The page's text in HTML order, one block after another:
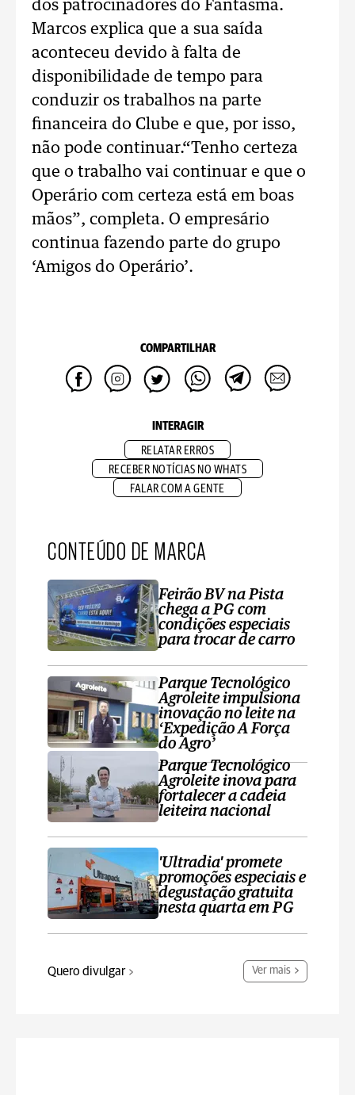
dos patrocinadores do Fantasma.
Marcos explica que a sua saída
aconteceu devido à falta de
disponibilidade de tempo para
conduzir os trabalhos na parte
financeira do Clube e que, por isso,
não pode continuar.“Tenho certeza
que o trabalho vai continuar e que o
Operário com certeza está em boas
mãos”, completa. O empresário
continua fazendo parte do grupo
‘Amigos do Operário’.
COMPARTILHAR
INTERAGIR
RELATAR ERROS
RECEBER NOTÍCIAS NO WHATS
FALAR COM A GENTE
CONTEÚDO DE MARCA
Feirão BV na Pista
chega a PG com
condições especiais
para trocar de carro
Parque Tecnológico
Agroleite impulsiona
inovação no leite na
‘Expedição A Força
do Agro’
Parque Tecnológico
Agroleite inova para
fortalecer a cadeia
leiteira nacional
'Ultradia' promete
promoções especiais e
degustação gratuita
nesta quarta em PG
Quero divulgar Ver mais